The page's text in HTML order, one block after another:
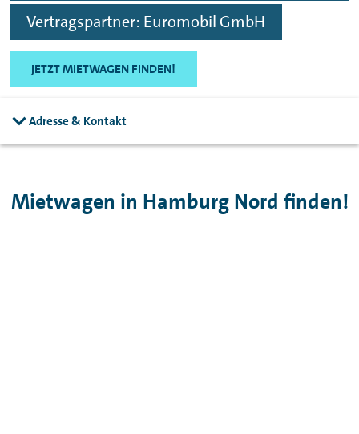
Vertragspartner: Euromobil GmbH
JETZT MIETWAGEN FINDEN!
Adresse & Kontakt
Mietwagen in Hamburg Nord finden!